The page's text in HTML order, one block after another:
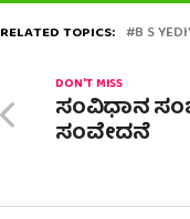
RELATED TOPICS: B S
DON'T MISS
ಸಂವಿಧಾನ
ಸಂವೇದನೆ